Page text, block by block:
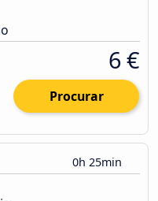
6 €
Procurar
0h 25min